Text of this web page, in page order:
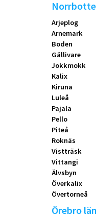
Arjeplog
Arnemark
Boden
Gällivare
Jokkmokk
Kalix
Kiruna
Luleå
Pajala
Pello
Piteå
Roknäs
Vistträsk
Vittangi
Älvsbyn
Överkalix
Övertorneå
Örebro län